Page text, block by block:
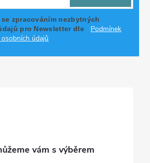
zpracováním nezbytných
pro Newsletter dle
Podmínek
údajů